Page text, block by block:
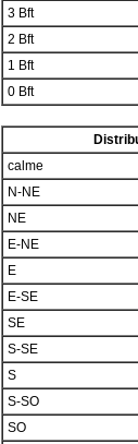
3 Bft
2 Bft
1 Bft
0 Bft
calme
N-NE
NE
E-NE
E
E-SE
SE
S-SE
S
S-SO
SO